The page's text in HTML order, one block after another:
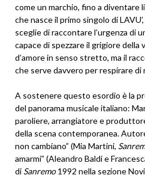
come un marchio, fino a diventare
che nasce il primo singolo di
sceglie di raccontare l’urgenza di
capace di spezzare il grigiore della
d’amore in senso stretto, ma il
che serve davvero per respirare di
A sostenere questo esordio è la
del panorama musicale italiano:
paroliere, arrangiatore e
della scena contemporanea.
non cambiano” (Mia Martini,
amarmi” (Aleandro Baldi e
di Sanremo1992 nella sezione